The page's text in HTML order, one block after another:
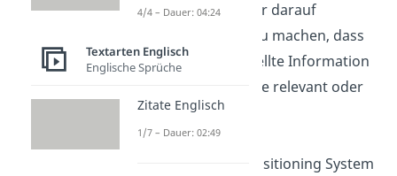
den Empfänger darauf
aufmerksam zu machen, dass
die bereitgestellte Information
möglicherweise relevant oder
interessant ist.
: Global Positioning System
4/4 – Dauer: 04:24
Textarten Englisch
Englische Sprüche
Zitate Englisch
1/7 – Dauer: 02:49